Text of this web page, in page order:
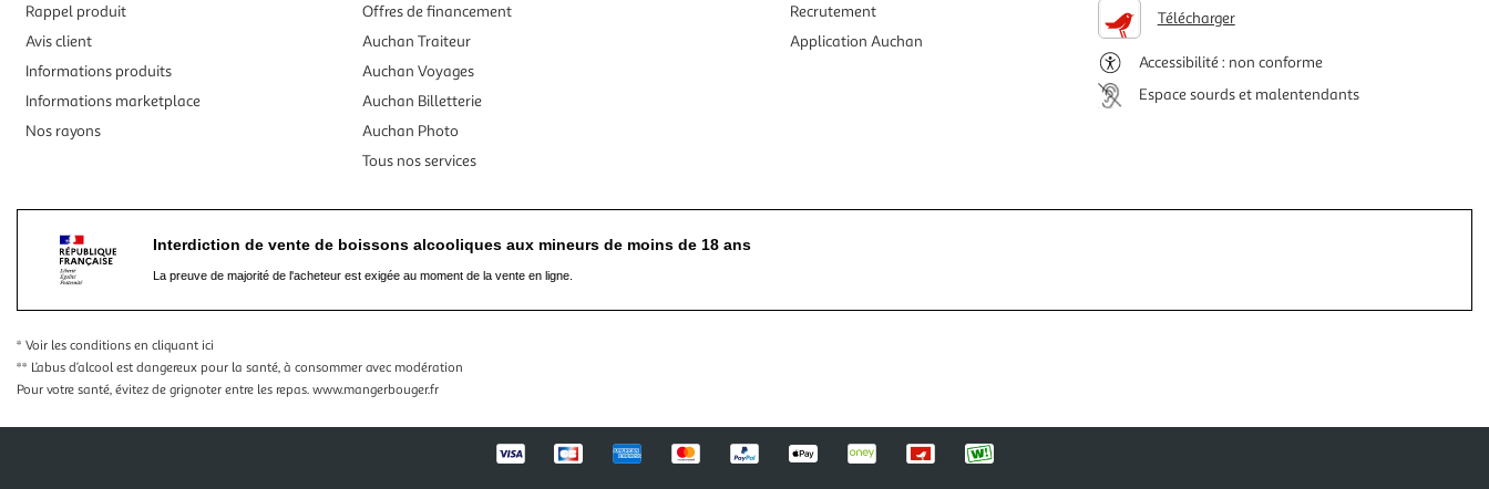
Rappel produit
Avis client
Informations produits
Informations marketplace
Nos rayons
Offres de financement
Auchan Traiteur
Auchan Voyages
Auchan Billetterie
Auchan Photo
Tous nos services
Recrutement
Application Auchan
Télécharger
Accessibilité : non conforme
Espace sourds et malentendants
Interdiction de vente de boissons alcooliques aux mineurs de moins de 18 ans
La preuve de majorité de l'acheteur est exigée au moment de la vente en ligne.
* Voir les conditions en cliquant ici
** L’abus d’alcool est dangereux pour la santé, à consommer avec modération
Pour votre santé, évitez de grignoter entre les repas. www.mangerbouger.fr